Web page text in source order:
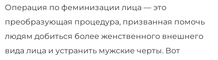
Операция по феминизации лица — это
преобразующая процедура, призванная помочь
людям добиться более женственного внешнего
вида лица и устранить мужские черты. Вот